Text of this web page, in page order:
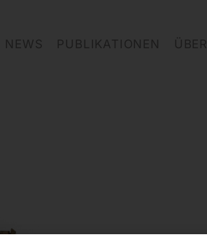
NEWS PUBLIKATIONEN